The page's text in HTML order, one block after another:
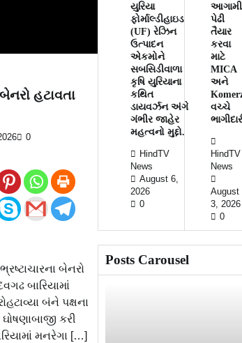
હટાવતા
0
બેનરો
બારિયામાં
બંને પક્ષના
ઘોષણાબાજી કરી
મનરેગા […]
યુરિયા
ફોર્માલ્ડીહાઇડ
(UF) રેઝિન
ઉત્પાદન
એકમોને
સબસિડીવાળા
કૃષિ યુરિયાના
કથિત
ડાયવર્ઝન અંગે
ગંભીર જાહેર
મહત્વનો મુદ્દો.
HindTV
News
August 6,
2026
0
આગામી
પેઢી
તૈયાર
કરવા
માટે
MICA
અને
વચ્ચે
HindTV
News
August
3, 2026
0
Posts Carousel